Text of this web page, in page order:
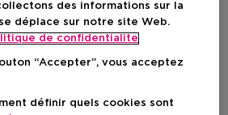
des informations sur la
déplace sur notre site Web.
de confidentialite
“Accepter”, vous acceptez
définir quels cookies sont